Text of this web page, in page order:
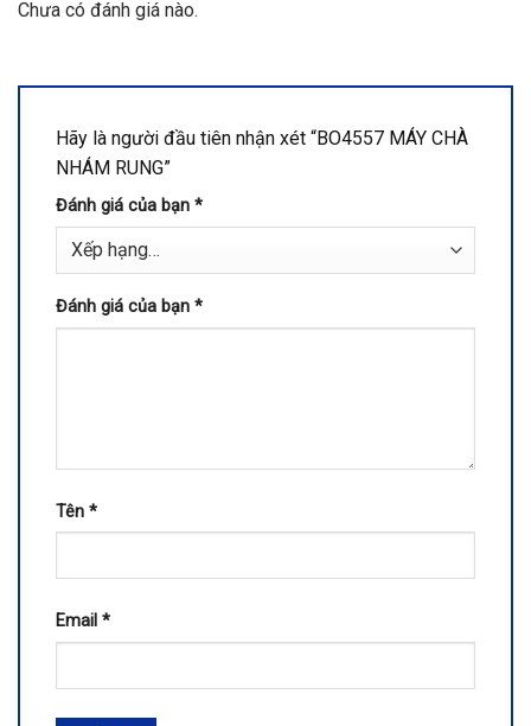
Chưa có đánh giá nào.
Hãy là người đầu tiên nhận xét “BO4557 MÁY CHÀ
NHÁM RUNG”
Đánh giá của bạn *
Đánh giá của bạn *
Tên *
Email *